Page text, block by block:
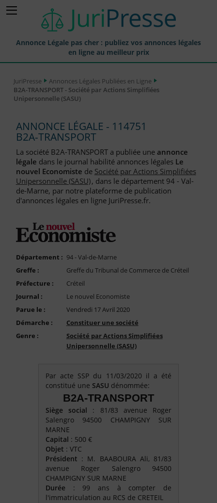
Annonce Légale pas cher : publiez vos annonces légales
en ligne au meilleur prix
Annonces Légales Publiées
Journaux Habilités (JAL) Annonces Légales
Liste des Greffes
Liste des CCI
Le Blog pour les Entreprises
Nous Contacter
Compte PRO
JuriPresse
Annonces Légales Publiées en Ligne
B2A-TRANSPORT - Société par Actions Simplifiées
Unipersonnelle (SASU)
ANNONCE LÉGALE - 114751
B2A-TRANSPORT
La société B2A-TRANSPORT a publiée une annonce
légale dans le journal habilité annonces légales Le
nouvel Economiste de Société par Actions Simplifiées
Unipersonnelle (SASU), dans le département 94 - Val-
de-Marne, par notre plateforme de publication
d'annonces légales en ligne JuriPresse.fr.
Département : 94 - Val-de-Marne
Greffe :
Greffe du Tribunal de Commerce de Créteil
Préfecture :
Créteil
Journal :
Le nouvel Economiste
Parue le :
Vendredi 17 Avril 2020
Démarche :
Constituer une société
Genre :
Société par Actions Simplifiées
Unipersonnelle (SASU)
Par acte SSP du 11/03/2020 il a été
constitué une SASU dénommée:
B2A-TRANSPORT
Siège social : 81/83 avenue Roger
Salengro 94500 CHAMPIGNY SUR
MARNE
Capital : 500 €
Objet : VTC
Président : M. BAABOURA Ali, 81/83
avenue Roger Salengro 94500
CHAMPIGNY SUR MARNE
Durée : 99 ans à compter de
l'immatriculation au RCS de CRETEIL